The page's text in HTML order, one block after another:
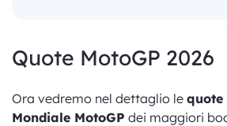
Quote MotoGP 2026
Ora vedremo nel dettaglio le
Mondiale MotoGP dei maggiori